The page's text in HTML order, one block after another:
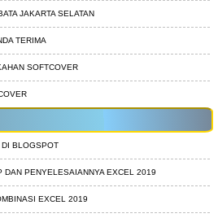
JAKARTA SELATAN
TERIMA
SOFTCOVER
DI BLOGSPOT
DAN PENYELESAIANNYA EXCEL 2019
EXCEL 2019